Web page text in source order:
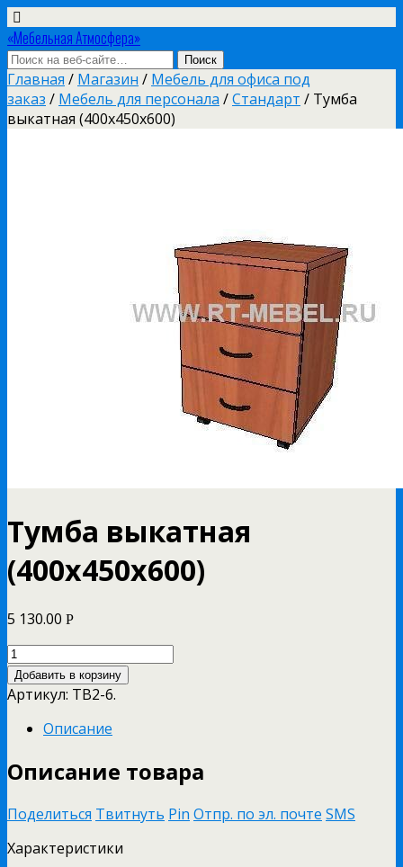
«Мебельная Атмосфера»
Главная / Магазин / Мебель для офиса под
заказ / Мебель для персонала /Стандарт / Тумба
выкатная (400х450х600)
Тумба выкатная
(400х450х600)
5 130.00 Р
Добавить в корзину
Артикул: ТВ2-6.
Описание
Описание товара
Поделиться Твитнуть Pin Отпр. по эл. почте SMS
Характеристики